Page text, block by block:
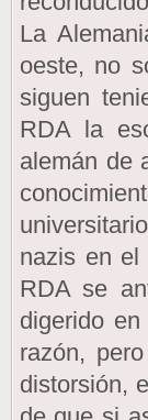
La
oeste, no
siguen
RDA la
alemán de
nazis en
RDA se
digerido
razón,
distorsión,